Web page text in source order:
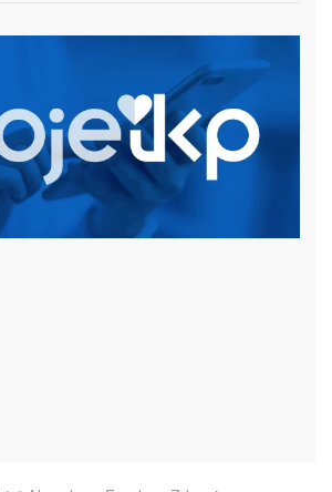
czytaj więcej